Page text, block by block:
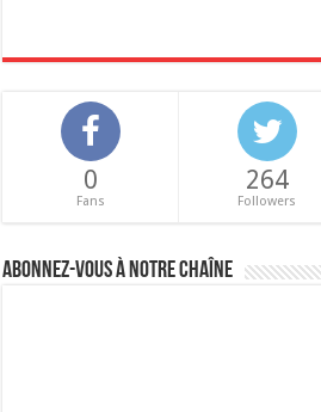
0
Fans
264
Followers
Abonnez-vous à notre chaîne